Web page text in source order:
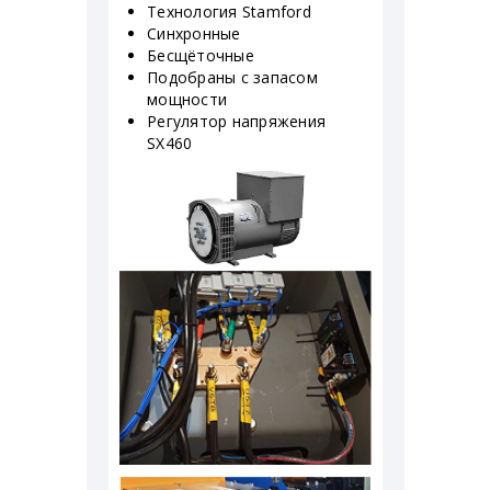
Технология Stamford
Синхронные
Бесщёточные
Подобраны с запасом
мощности
Регулятор напряжения
SX460